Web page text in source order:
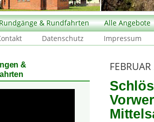
& Rundfahrten
Alle Angebote
Datenschutz Impressum
&